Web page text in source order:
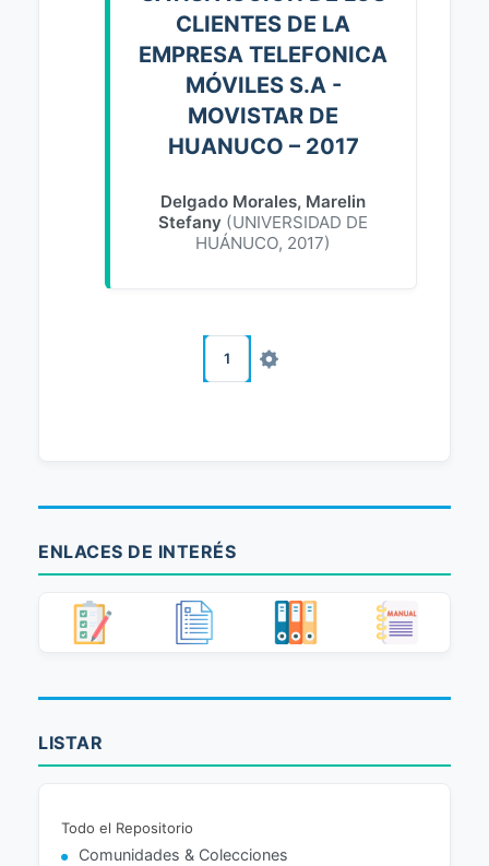
CLIENTES DE LA
EMPRESA TELEFONICA
MÓVILES S.A -
MOVISTAR DE
HUANUCO – 2017
Delgado Morales, Marelin
Stefany (UNIVERSIDAD DE
HUÁNUCO, 2017)
1
ENLACES DE INTERÉS
LISTAR
Todo el Repositorio
Comunidades & Colecciones